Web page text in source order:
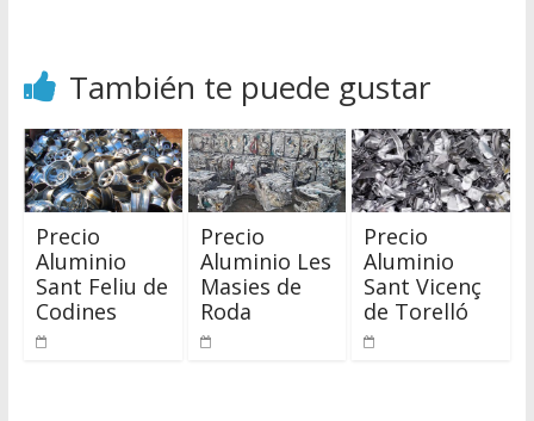
También te puede gustar
Precio
Aluminio
Sant Feliu de
Codines
Precio
Aluminio Les
Masies de
Roda
Precio
Aluminio
Sant Vicenç
de Torelló